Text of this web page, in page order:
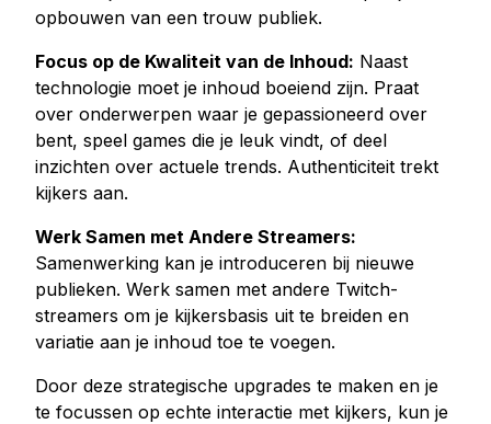
Meer diensten
Audiomateriaal kopen
LinkedIn volgers kopen
Tiktok live beelden kopen
Twitch volgers kopen
opbouwen van een trouw publiek.
Focus op de Kwaliteit van de Inhoud: Naast
technologie moet je inhoud boeiend zijn. Praat
over onderwerpen waar je gepassioneerd over
bent, speel games die je leuk vindt, of deel
inzichten over actuele trends. Authenticiteit trekt
kijkers aan.
Werk Samen met Andere Streamers:
Samenwerking kan je introduceren bij nieuwe
publieken. Werk samen met andere Twitch-
streamers om je kijkersbasis uit te breiden en
variatie aan je inhoud toe te voegen.
Door deze strategische upgrades te maken en je
te focussen op echte interactie met kijkers, kun je